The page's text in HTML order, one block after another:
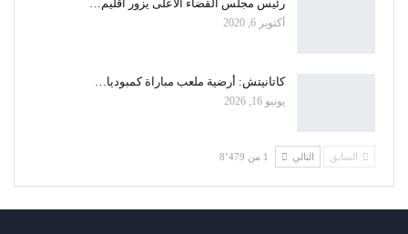
رئيس مجلس القضاء الاعلى يزور اقليم…
أكتوبر 6, 2020
كاتانيتش: أرضية ملعب مباراة كمبوديا…
يونيو 16, 2026
السابق التالي 1 من 8٬479